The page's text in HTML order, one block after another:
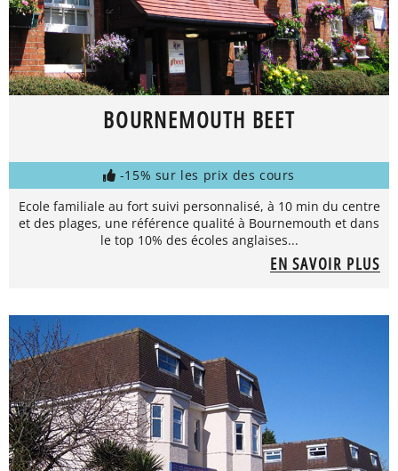
BOURNEMOUTH BEET
-15% sur les prix des cours
Ecole familiale au fort suivi personnalisé, à 10 min du centre
et des plages, une référence qualité à Bournemouth et dans
le top 10% des écoles anglaises...
EN SAVOIR PLUS